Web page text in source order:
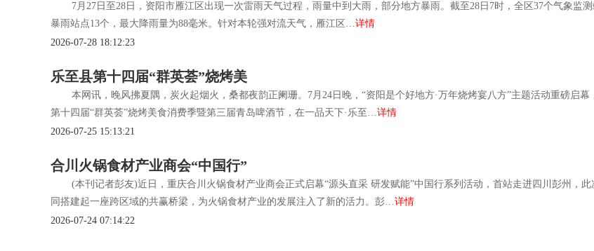
7月27日至28日，资阳市雁江区出现一次雷雨天气过程，雨量中到大雨，部分地方暴雨。截至28日7时，全区37个气象监测
暴雨站点13个，最大降雨量为88毫米。针对本轮强对流天气，雁江区…详情
2026-07-28 18:12:23
乐至县第十四届“群英荟”烧烤美
本网讯，晚风拂夏隅，炭火起烟火，桑都夜韵正阑珊。7月24日晚，“资阳是个好地方·万年烧烤宴八方”主题活动重磅启幕
第十四届“群英荟”烧烤美食消费季暨第三届青岛啤酒节，在一品天下·乐至…详情
2026-07-25 15:13:21
合川火锅食材产业商会“中国行”
(本刊记者彭友)近日，重庆合川火锅食材产业商会正式启幕“源头直采 研发赋能”中国行系列活动，首站走进四川彭州，此
同搭建起一座跨区域的共赢桥梁，为火锅食材产业的发展注入了新的活力。彭…详情
2026-07-24 07:14:22